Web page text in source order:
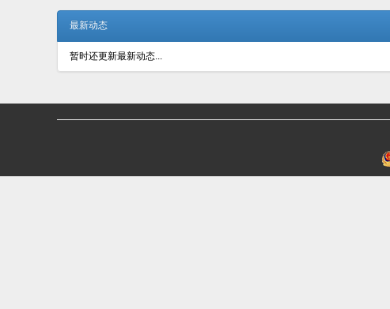
最新动态
暂时还更新最新动态...